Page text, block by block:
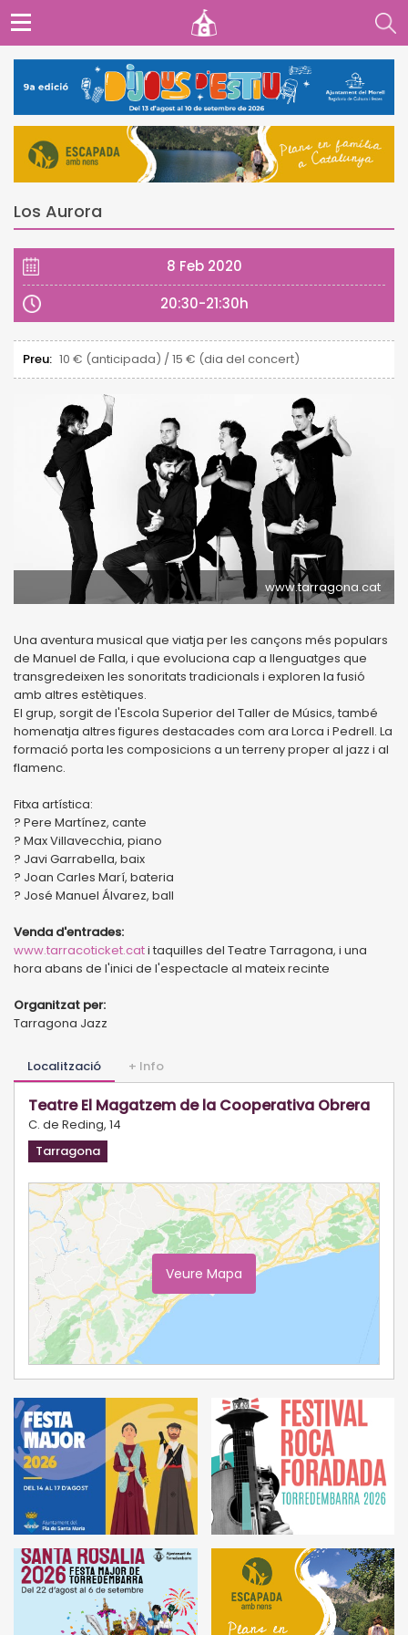
Los Aurora
8 Feb 2020
20:30-21:30h
Preu: 10 € (anticipada) / 15 € (dia del concert)
www.tarragona.cat
Una aventura musical que viatja per les cançons més populars
de Manuel de Falla, i que evoluciona cap a llenguatges que
transgredeixen les sonoritats tradicionals i exploren la fusió
amb altres estètiques.
El grup, sorgit de l'Escola Superior del Taller de Músics, també
homenatja altres figures destacades com ara Lorca i Pedrell. La
formació porta les composicions a un terreny proper al jazz i al
flamenc.
Fitxa artística:
? Pere Martínez, cante
? Max Villavecchia, piano
? Javi Garrabella, baix
? Joan Carles Marí, bateria
? José Manuel Álvarez, ball
Venda d'entrades:
www.tarracoticket.cati taquilles del Teatre Tarragona, i una
hora abans de l'inici de l'espectacle al mateix recinte
Organitzat per:
Tarragona Jazz
Localització + Info
Teatre El Magatzem de la Cooperativa Obrera
C. de Reding, 14
Tarragona
Veure Mapa